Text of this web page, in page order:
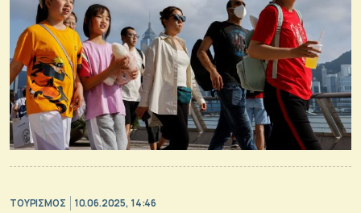
ΤΟΥΡΙΣΜΟΣ 10.06.2025, 14:46